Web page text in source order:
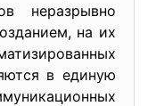
неразрывно
на их
в единую